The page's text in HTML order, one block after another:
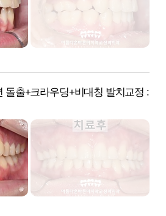
돌출+크라우딩+비대칭 발치교정 :